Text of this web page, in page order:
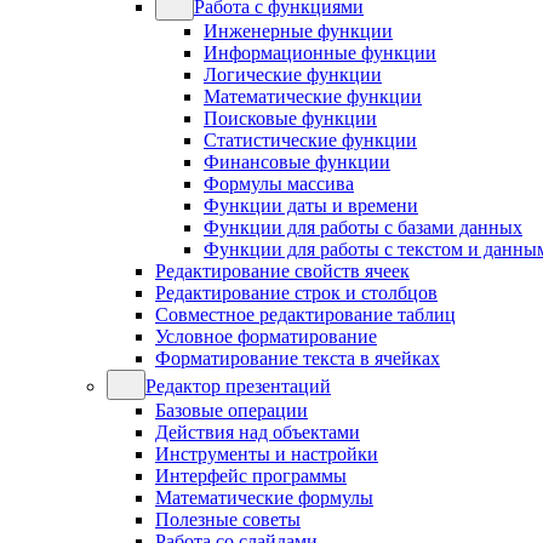
Работа с функциями
Инженерные функции
Информационные функции
Логические функции
Математические функции
Поисковые функции
Статистические функции
Финансовые функции
Формулы массива
Функции даты и времени
Функции для работы с базами данных
Функции для работы с текстом и
Редактирование свойств ячеек
Редактирование строк и столбцов
Совместное редактирование таблиц
Условное форматирование
Форматирование текста в ячейках
Редактор презентаций
Базовые операции
Действия над объектами
Инструменты и настройки
Интерфейс программы
Математические формулы
Полезные советы